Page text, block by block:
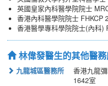
英國皇家內科醫學院院士
香港內科醫學院院士 FHKCP
香港醫學專科學院院士(內科
林偉發醫生的其他醫
九龍城區醫務所
香港九龍
1642室